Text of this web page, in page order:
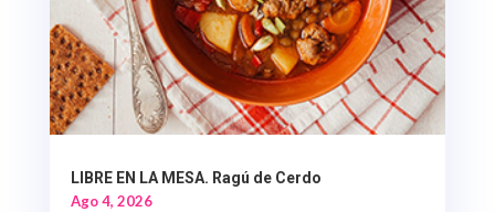
LIBRE EN LA MESA. Ragú de Cerdo
Ago 4, 2026